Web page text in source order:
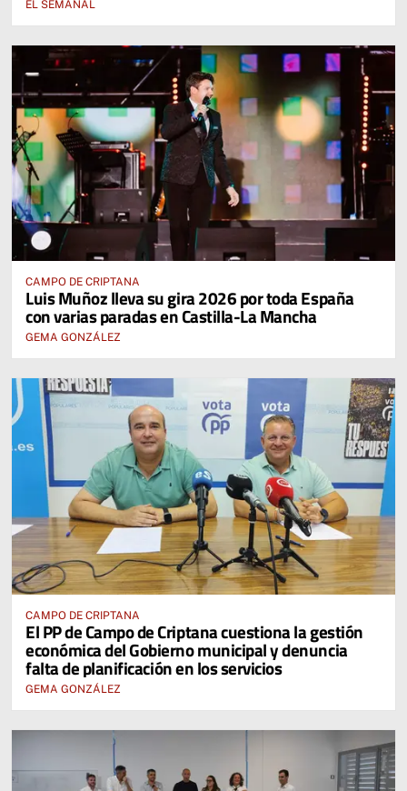
EL SEMANAL
CAMPO DE CRIPTANA
Luis Muñoz lleva su gira 2026 por toda España
con varias paradas en Castilla-La Mancha
GEMA GONZÁLEZ
CAMPO DE CRIPTANA
El PP de Campo de Criptana cuestiona la gestión
económica del Gobierno municipal y denuncia
falta de planificación en los servicios
GEMA GONZÁLEZ